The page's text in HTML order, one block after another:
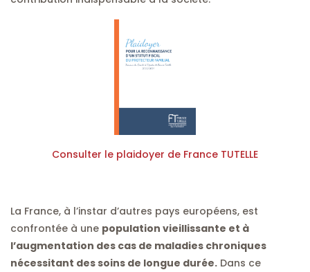
Consulter le plaidoyer de France TUTELLE
La France, à l’instar d’autres pays européens, est
confrontée à une population vieillissante et à
l’augmentation des cas de maladies chroniques
nécessitant des soins de longue durée. Dans ce